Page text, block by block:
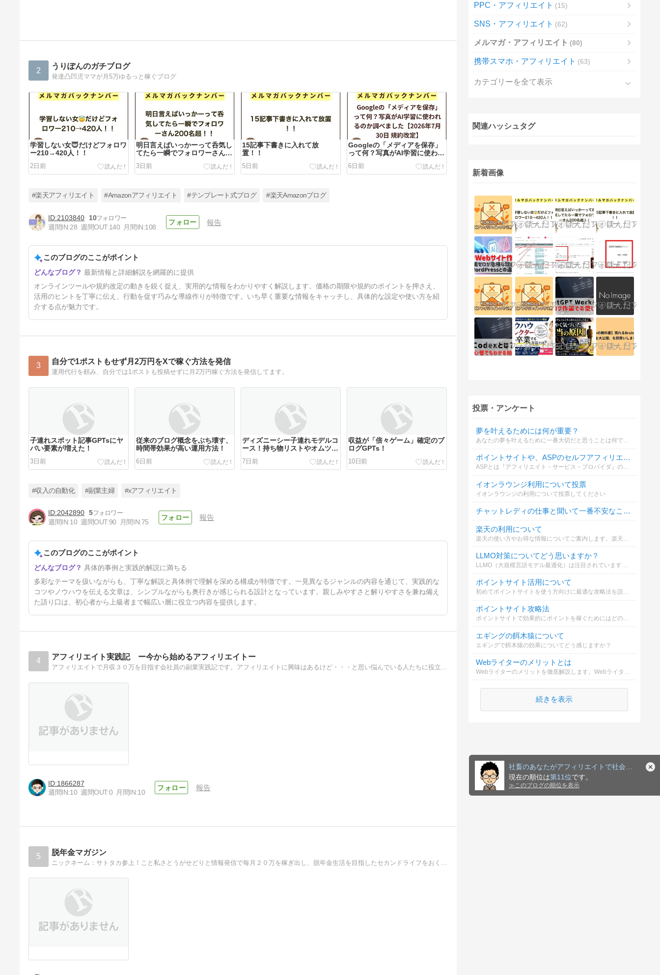
社畜のあなたがアフィリエイトで社会的奴隷から脱却する戦略
現在の順位は第11位です。
≫ このブログの順位を表示
2 うりぽんのガチブログ
発達凸凹児ママが月5万ゆるっと稼ぐブログ
学習しない女😇だけどフォロワ
ー210→420人！！
2日前
明日言えばいっかーって呑気し
てたら一瞬でフォロワーさん
3日前
15記事下書きに入れて放
置！！
5日前
Googleの「メディアを保存」
って何？写真がAI学習に使われ
30日 規約改定】
6日前
ん、現行価格は今夜まで
6日前
#楽天アフィリエイト #Amazonアフィリエイト #テンプレート式ブログ #楽天Amazonブログ
2103840
10
週間IN:28 週間OUT:140 月間IN:108
報告
このブログのここがポイント
最新情報と詳細解説を網羅的に提供
オンラインツールや規約改定の動きを鋭く捉え、実用的な情報をわかりやすく解説します。価格の期限や規約のポイントを押さえ、
活用のヒントを丁寧に伝え、行動を促す巧みな導線作りが特徴です。いち早く重要な情報をキャッチし、具体的な設定や使い方を紹
介する点が魅力です。
3 自分で1ポストもせず月2万円をXで稼ぐ方法を発信
運用代行を頼み、自分では1ポストも投稿せずに月2万円稼ぐ方法を発信してます。
子連れスポット記事GPTsにヤ
バい要素が増えた！
3日前
従来のブログ概念をぶち壊す、
時間帯効果が高い運用方法！
6日前
ディズニーシー子連れモデルコ
ース！持ち物リストやオムツ替
7日前
収益が「倍々ゲーム」確定のブ
ログGPTs！
10日前
ーーーー！！
14日前
#収入の自動化 #副業主婦 #xアフィリエイト
2042890 5
週間IN:10 週間OUT:90 月間IN:75
報告
このブログのここがポイント
具体的事例と実践的解説に満ちる
多彩なテーマを扱いながらも、丁寧な解説と具体例で理解を深める構成が特徴です。一見異なるジャンルの内容を通じて、実践的な
コツやノウハウを伝える文章は、シンプルながらも奥行きが感じられる設計となっています。親しみやすさと解りやすさを兼ね備え
た語り口は、初心者から上級者まで幅広い層に役立つ内容を提供します。
4 アフィリエイト実践記 ー今から始めるアフィリエイトー
1866287
週間IN:10 週間OUT:0 月間IN:10
報告
5 脱年金マガジン
PPC・アフィリエイト 15
SNS・アフィリエイト 62
メルマガ・アフィリエイト 80
携帯スマホ・アフィリエイト 63
カテゴリーを全て表示
関連ハッシュタグ
新着画像
投票・アンケート
夢を叶えるためには何が重要？
あなたの夢を叶えるために一番大切だと思うことは何ですか？
ポイントサイトや、ASPのセルフアフィリエイトは利用していますか？
ASPとは『アフィリエイト・サービス・プロバイダ』のことです。バリューコマース、A8.net、リンクシェア、アクセストレード等。
イオンラウンジ利用について投票
イオンラウンジの利用について投票してください
チャットレディの仕事と聞いて一番不安なことは？
楽天の利用について
楽天の使い方やお得な情報についてご案内します。楽天市場や楽天カードを効果的に活用するポイントを知ることが大切です。
LLMO対策についてどう思いますか？
LLMO（大規模言語モデル最適化）は注目されていますが、SEOとの違いや対策についてどう考えますか？詳しく解説しています。
ポイントサイト活用について
初めてポイントサイトを使う方向けに最適な攻略法を説明します。簡単に始められるので是非参考にしてください。
ポイントサイト攻略法
ポイントサイトで効果的にポイントを稼ぐためにはどのような方法が必要か選んでください
エギングの餌木猿について
エギングで餌木猿の効果についてどう感じますか？
Webライターのメリットとは
Webライターのメリットを徹底解説します。Webライターの魅力や成長のポイントを知り、副業としての可能性を探りましょう。
続きを表示